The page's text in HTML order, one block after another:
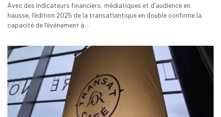
Avec des indicateurs financiers, médiatiques et d’audience en
hausse, l’édition 2025 de la transatlantique en double confirme la
capacité de l’événement à…